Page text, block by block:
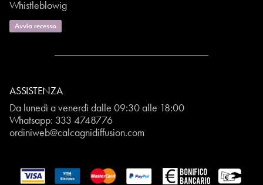
Whistleblowig
Avvia recesso
ASSISTENZA
Da lunedì a venerdì dalle 09:30 alle 18:00
Whatsapp: 333 4748776
ordiniweb@calcagnidiffusion.com